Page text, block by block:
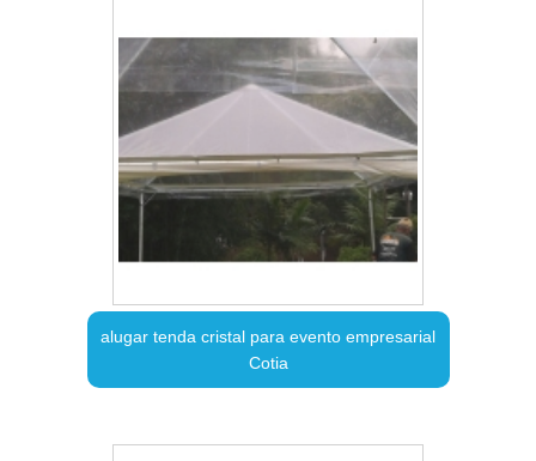
alugar tenda cristal para evento empresarial
Cotia